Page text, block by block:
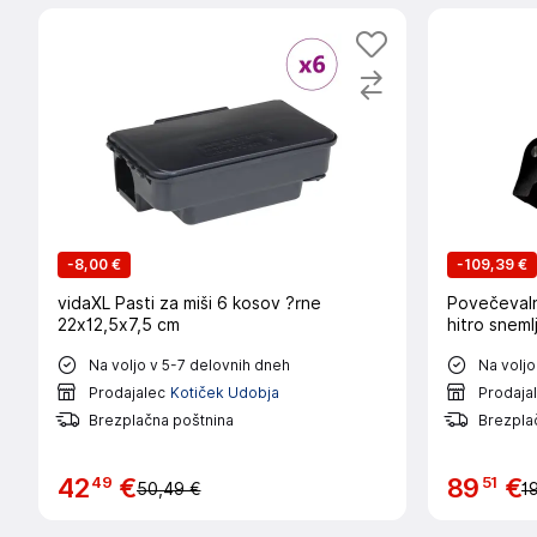
-8,00 €
vidaXL Pasti za miši 6 kosov ?rne
22x12,5x7,5 cm
Na voljo v 5-7 delovnih dneh
Prodajalec Kotiček Udobja
Brezplačna poštnina
4249 €50,49 €
-109,39 €
hitro
Na
89 51 €